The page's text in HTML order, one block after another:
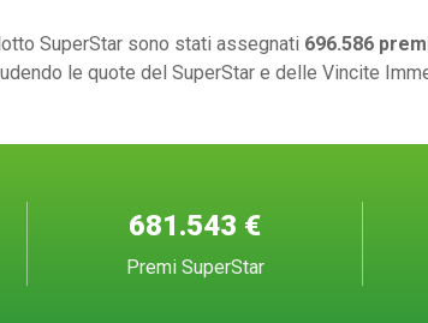
SuperStar sono stati assegnati 696.586
le quote del SuperStar e delle Vincite
681.543 €
Premi SuperStar